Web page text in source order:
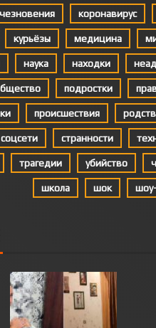
коронавирус
курьёзы медицина
наука находки
подростки
происшествия
соцсети странности
трагедии убийство
школа шок